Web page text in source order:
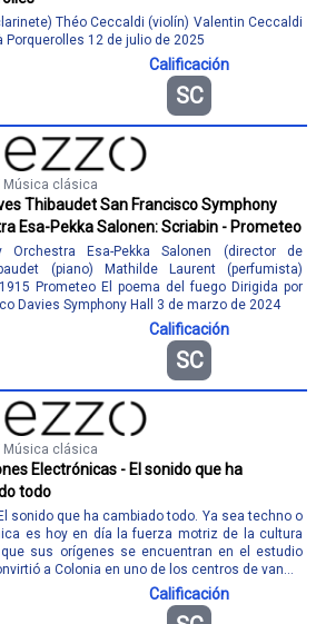
Théo Ceccaldi (violín) Valentin Ceccaldi
12 de julio de 2025
Calificación
SC
Música clásica
Thibaudet San Francisco Symphony
Esa-Pekka Salonen: Scriabin - Prometeo
Orchestra Esa-Pekka Salonen (director de
(piano) Mathilde Laurent (perfumista)
Prometeo El poema del fuego Dirigida por
Davies Symphony Hall 3 de marzo de 2024
Calificación
SC
Música clásica
Electrónicas - El sonido que ha
todo
sonido que ha cambiado todo. Ya sea techno o
es hoy en día la fuerza motriz de la cultura
sus orígenes se encuentran en el estudio
a Colonia en uno de los centros de van...
Calificación